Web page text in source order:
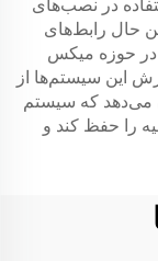
در نصب‌های
حال رابط‌های
در حوزه میکس
این سیستم‌ها از
می‌دهد که سیستم
را حفظ کند و